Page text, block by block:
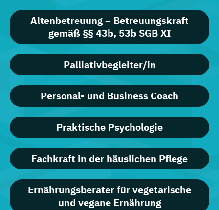
Altenbetreuung – Betreuungskraft
gemäß §§ 43b, 53b SGB XI
Palliativbegleiter/in
Personal- und Business Coach
Praktische Psychologie
Fachkraft in der häuslichen Pflege
Ernährungsberater für vegetarische
und vegane Ernährung